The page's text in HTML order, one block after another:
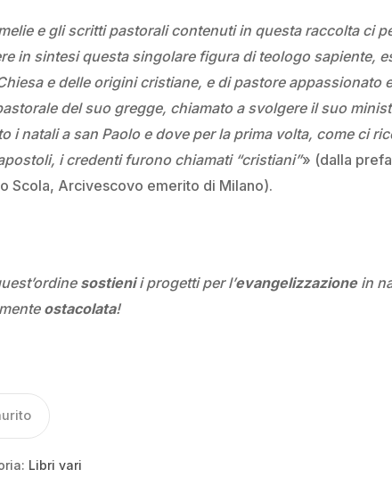
e gli scritti pastorali contenuti in questa raccolta ci
in sintesi questa singolare figura di teologo sapiente,
e delle origini cristiane, e di pastore appassionato
del suo gregge, chiamato a svolgere il suo
i natali a san Paolo e dove per la prima volta, come ci
i credenti furono chiamati “cristiani”» (dalla
Scola, Arcivescovo emerito di Milano).
sostienii progetti per l’evangelizzazionein
ostacolata!
Libri vari